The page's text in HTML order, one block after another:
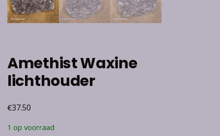
Amethist Waxine
lichthouder
€37.50
1 op voorraad